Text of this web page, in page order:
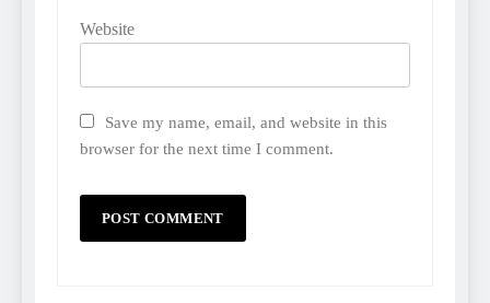
Website
Save my name, email, and website in this
browser for the next time I comment.